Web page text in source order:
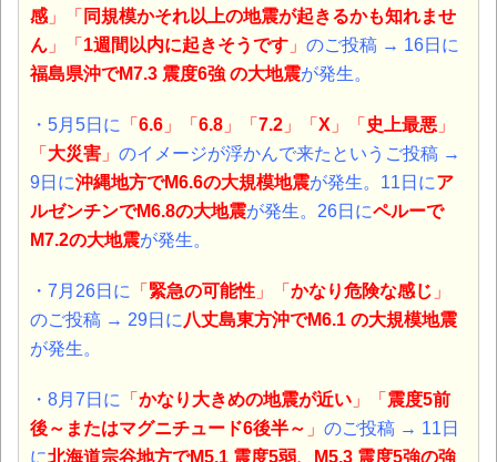
感 」「 同規模かそれ以上の地震が起きるかも知れませ
ん 」「 1週間以内に起きそうです 」 のご投稿 → 16日に
福島県沖でM7.3 震度6強 の大地震が発生。
・5月5日に 「 6.6 」「 6.8 」「 7.2 」「 X 」「 史上最悪 」
「 大災害 」 のイメージが浮かんで来たというご投稿 →
9日に沖縄地方でM6.6の大規模地震が発生。11日にア
ルゼンチンでM6.8の大地震が発生。26日にペルーで
M7.2の大地震が発生。
・7月26日に 「 緊急の可能性 」 「 かなり危険な感じ 」
のご投稿 → 29日に 八丈島東方沖でM6.1 の大規模地震
が発生。
・8月7日に 「 かなり大きめの地震が近い 」「 震度5前
後～またはマグニチュード6後半～ 」 のご投稿 → 11日
に北海道宗谷地方でM5.1 震度5弱、M5.3 震度5強の強